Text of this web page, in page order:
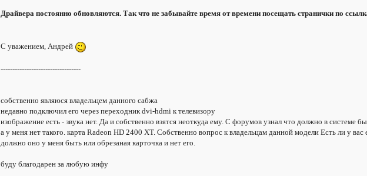
Драйвера постоянно обновляются. Так что не забывайте время от времени посещать странички по
С уважением, Андрей
----------------------------------
собственно являюся владельцем данного сабжа
недавно подключил его через переходник dvi-hdmi к телевизору
изображение есть - звука нет. Да и собственно взятся неоткуда ему. С форумов узнал что должно в системе
а у меня нет такого. карта Radeon HD 2400 XT. Собственно вопрос к владельцам данной модели Есть ли у вас
должно оно у меня быть или обрезаная карточка и нет его.
буду благодарен за любую инфу